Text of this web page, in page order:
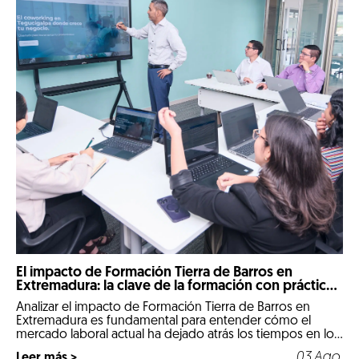
El impacto de Formación Tierra de Barros en
Extremadura: la clave de la formación con prácticas
reales
Analizar el impacto de Formación Tierra de Barros en
Extremadura es fundamental para entender cómo el
mercado laboral actual ha dejado atrás los tiempos en los
que un expediente puramente teórico abría las puertas